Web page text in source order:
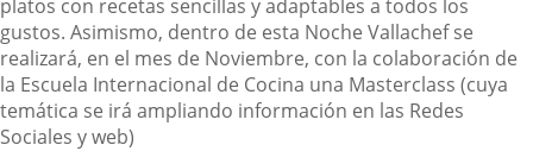
platos con recetas sencillas y adaptables a todos los
gustos. Asimismo, dentro de esta Noche Vallachef se
realizará, en el mes de Noviembre, con la colaboración de
la Escuela Internacional de Cocina una Masterclass (cuya
temática se irá ampliando información en las Redes
Sociales y web)